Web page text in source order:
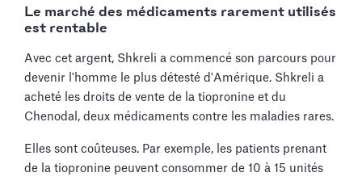
Le marché des médicaments rarement utilisés
est rentable
Avec cet argent, Shkreli a commencé son parcours pour
devenir l'homme le plus détesté d'Amérique. Shkreli a
acheté les droits de vente de la tiopronine et du
Chenodal, deux médicaments contre les maladies rares.
Elles sont coûteuses. Par exemple, les patients prenant
de la tiopronine peuvent consommer de 10 à 15 unités